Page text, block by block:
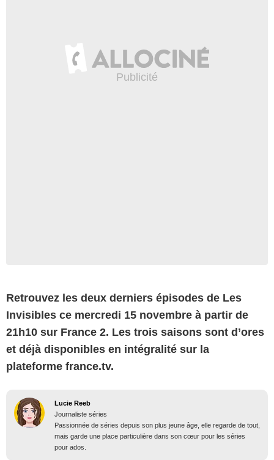
Retrouvez les deux derniers épisodes de Les
Invisibles ce mercredi 15 novembre à partir de
21h10 sur France 2. Les trois saisons sont d’ores
et déjà disponibles en intégralité sur la
plateforme france.tv.
Lucie Reeb
Journaliste séries
Passionnée de séries depuis son plus jeune âge, elle regarde de tout,
mais garde une place particulière dans son cœur pour les séries
pour ados.